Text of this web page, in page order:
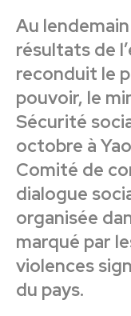
Au
résultats de
reconduit le
pouvoir, le
Sécurité
octobre à
Comité de
dialogue
organisée
marqué par
violences
du pays.